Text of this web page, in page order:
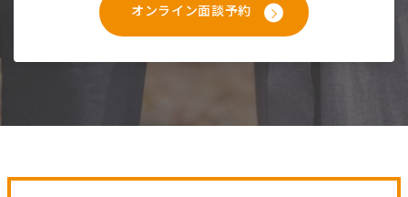
オンライン面談予約